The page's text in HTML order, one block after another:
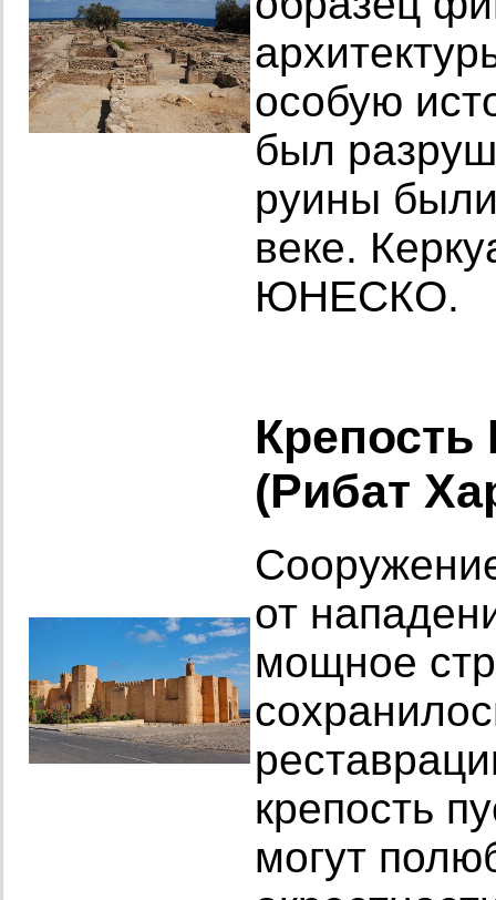
особую
был
руины
веке.
ЮНЕСКО.
Крепость
(Рибат
от
мощное
крепость
могут